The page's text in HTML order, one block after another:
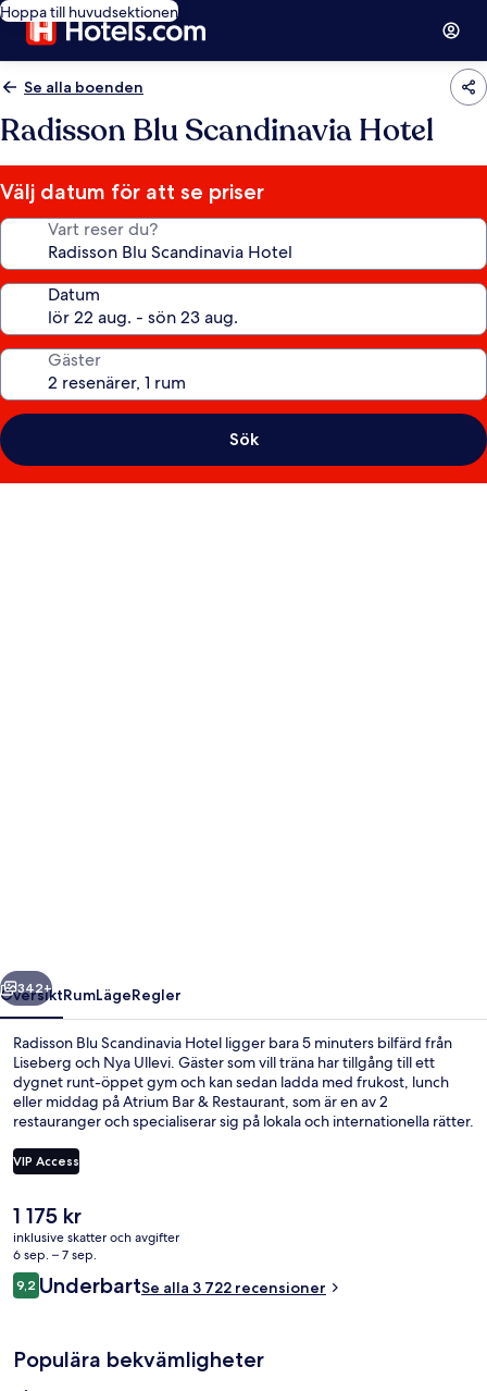
Hoppa till huvudsektionen
Se alla boenden
Radisson Blu Scandinavia Hotel
Välj datum för att se priser
Vart reser du?
Datum
Gäster
Sök
Nästa
342+
ÖversiktRumLägeRegler
Radisson Blu Scandinavia Hotel ligger bara 5 minuters bilfärd från
Liseberg och Nya Ullevi. Gäster som vill träna har tillgång till ett
dygnet runt-öppet gym och kan sedan ladda med frukost, lunch
eller middag på Atrium Bar & Restaurant, som är en av 2
restauranger och specialiserar sig på lokala och internationella rätter.
Kollektivtrafik finns i närheten. Det är bara några steg till Göteborg
Centralst Drottningt station och till Nordstan spårvagnshållplats tar
VIP Access
Det
nuvarande
priset
är
1 175 kr
1 175 kr
inklusive skatter och avgifter
6 sep. – 7 sep.
Recensioner
9,29,2 av 10,
UnderbartSe alla 3 722 recensioner
Populära bekvämligheter